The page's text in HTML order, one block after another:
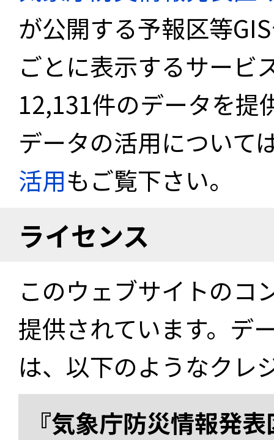
が公開する予報区等
ごとに表示するサービ
12,131件のデータを提
データの活用について
活用もご覧下さい。
ライセンス
このウェブサイトのコ
提供されています。デ
は、以下のようなクレ
『気象庁防災情報発